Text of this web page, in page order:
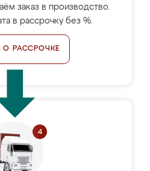
заказ в производство.
в рассрочку без %.
О РАССРОЧКЕ